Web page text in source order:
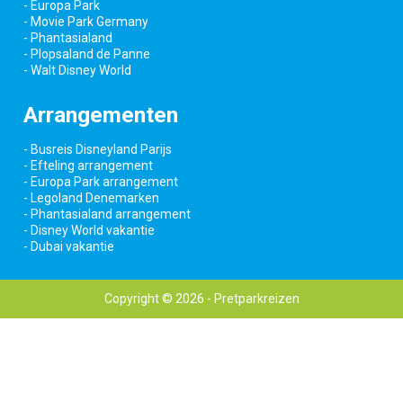
- Europa Park
- Movie Park Germany
- Phantasialand
- Plopsaland de Panne
- Walt Disney World
Arrangementen
- Busreis Disneyland Parijs
- Efteling arrangement
- Europa Park arrangement
- Legoland Denemarken
- Phantasialand arrangement
- Disney World vakantie
- Dubai vakantie
Copyright © 2026 - Pretparkreizen